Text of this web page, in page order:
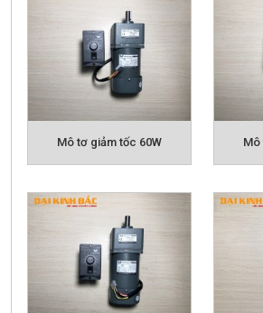
góc cốt dương, hộp số NMRV.
Ưu điểm mô tơ giảm tốc mini của
Mô tơ giảm tốc 60W Mô